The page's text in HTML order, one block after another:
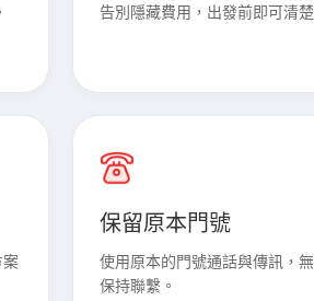
告別隱藏費用，出發前即可清
保留原本門號
使用原本的門號通話與傳訊，
保持聯繫。